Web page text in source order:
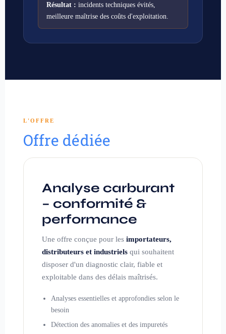
Résultat : incidents techniques évités,
meilleure maîtrise des coûts d'exploitation.
L'OFFRE
Offre dédiée
Analyse carburant
– conformité &
performance
Une offre conçue pour les importateurs,
distributeurs et industriels qui souhaitent
disposer d'un diagnostic clair, fiable et
exploitable dans des délais maîtrisés.
Analyses essentielles et approfondies selon le
besoin
Détection des anomalies et des impuretés